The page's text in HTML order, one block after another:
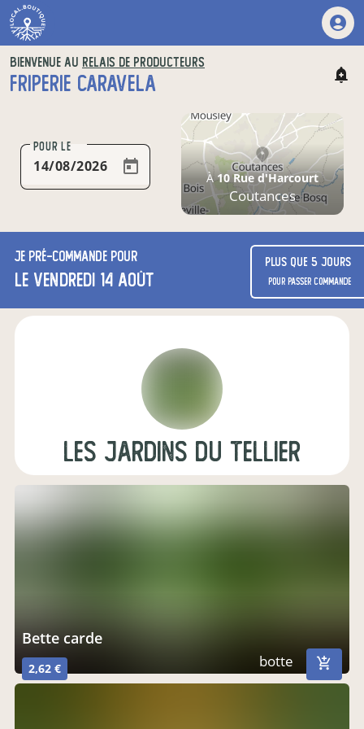
BIENVENUE AU RELAIS DE PRODUCTEURS
FRIPERIE CARAVELA
POUR LE
À10 Rue d'Harcourt
Coutances
Je pré-commande pour
le vendredi 14 août
Plus que 5 jours
pour passer commande
les jardins du Tellier
Bette carde
2,62 € botte